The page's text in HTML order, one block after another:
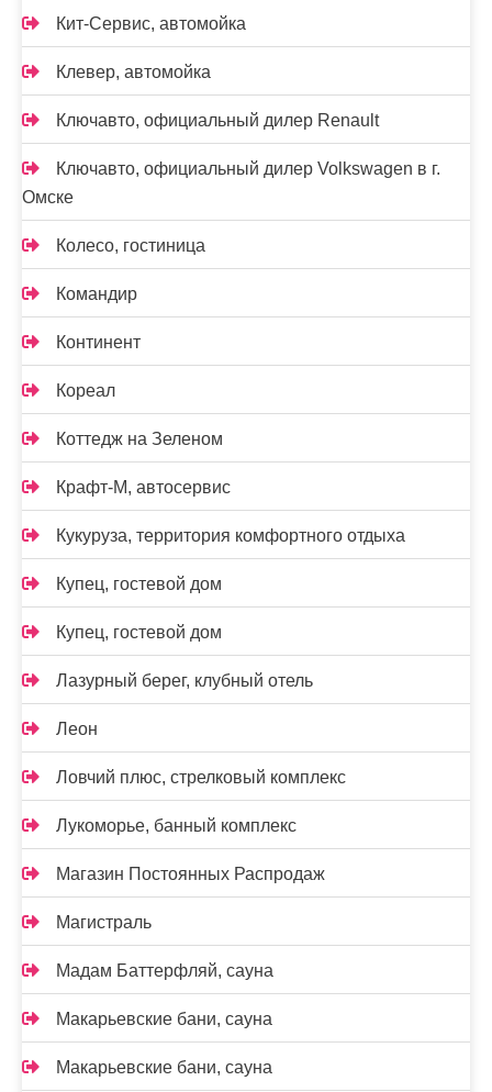
Кит-Сервис, автомойка
Клевер, автомойка
Ключавто, официальный дилер Renault
Ключавто, официальный дилер Volkswagen в г.
Омске
Колесо, гостиница
Командир
Континент
Кореал
Коттедж на Зеленом
Крафт-М, автосервис
Кукуруза, территория комфортного отдыха
Купец, гостевой дом
Купец, гостевой дом
Лазурный берег, клубный отель
Леон
Ловчий плюс, стрелковый комплекс
Лукоморье, банный комплекс
Магазин Постоянных Распродаж
Магистраль
Мадам Баттерфляй, сауна
Макарьевские бани, сауна
Макарьевские бани, сауна